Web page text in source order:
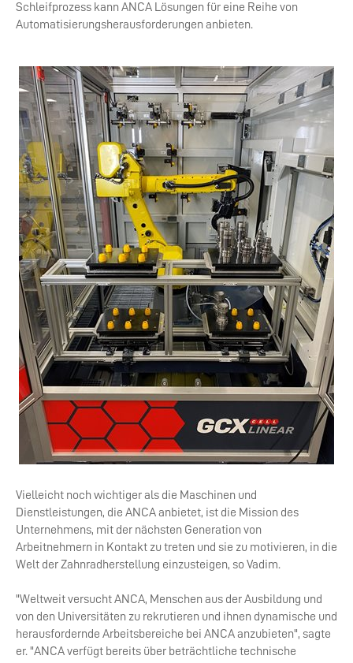
Schleifprozess kann ANCA Lösungen für eine Reihe von
Automatisierungsherausforderungen anbieten.
Vielleicht noch wichtiger als die Maschinen und
Dienstleistungen, die ANCA anbietet, ist die Mission des
Unternehmens, mit der nächsten Generation von
Arbeitnehmern in Kontakt zu treten und sie zu motivieren, in die
Welt der Zahnradherstellung einzusteigen, so Vadim.
"Weltweit versucht ANCA, Menschen aus der Ausbildung und
von den Universitäten zu rekrutieren und ihnen dynamische und
herausfordernde Arbeitsbereiche bei ANCA anzubieten", sagte
er. "ANCA verfügt bereits über beträchtliche technische